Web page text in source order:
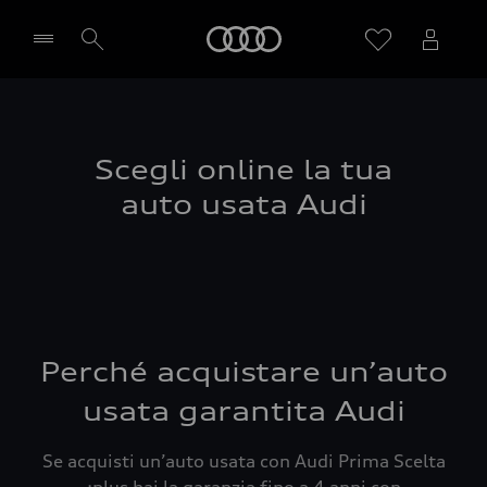
Scegli online la tua
auto usata Audi
Perché acquistare un’auto
usata garantita Audi
Se acquisti un’auto usata con Audi Prima Scelta